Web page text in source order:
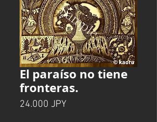
El paraíso no tiene
fronteras.
24.000 JPYPrecio